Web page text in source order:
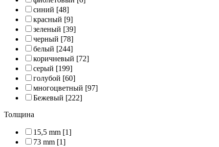
синий [48]
красный [9]
зеленый [39]
черный [78]
белый [244]
коричневый [72]
серый [199]
голубой [60]
многоцветный [97]
Бежевый [222]
Толщина
15,5 mm [1]
73 mm [1]